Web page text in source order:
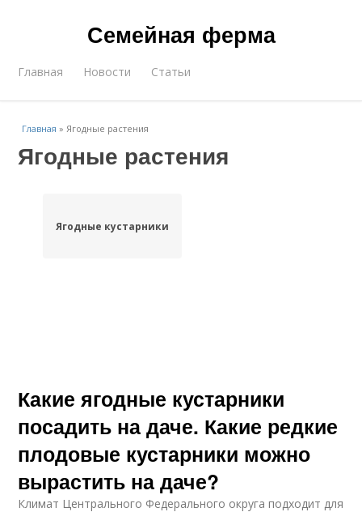
Семейная ферма
Главная Новости Статьи
Главная »Ягодные растения
Ягодные растения
Ягодные кустарники
Какие ягодные кустарники
посадить на даче. Какие редкие
плодовые кустарники можно
вырастить на даче?
Климат Центрального Федерального округа подходит для